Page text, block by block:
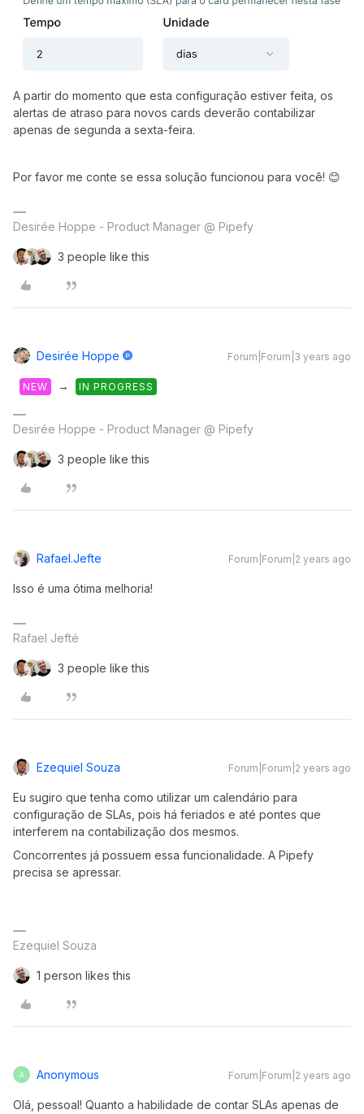
A partir do momento que esta configuração estiver feita, os
alertas de atraso para novos cards deverão contabilizar
apenas de segunda a sexta-feira.
Por favor me conte se essa solução funcionou para você! 😊
Desirée Hoppe - Product Manager @ Pipefy
3 people like this
Desirée Hoppe Forum|Forum|3 years ago
NEW → IN PROGRESS
Desirée Hoppe - Product Manager @ Pipefy
3 people like this
Rafael.jefte Forum|Forum|2 years ago
Isso é uma ótima melhoria!
Rafael Jefté
3 people like this
Ezequiel Souza Forum|Forum|2 years ago
Eu sugiro que tenha como utilizar um calendário para
configuração de SLAs, pois há feriados e até pontes que
interferem na contabilização dos mesmos.
Concorrentes já possuem essa funcionalidade. A Pipefy
precisa se apressar.
Ezequiel Souza
1 person likes this
A Anonymous Forum|Forum|2 years ago
Olá, pessoal! Quanto a habilidade de contar SLAs apenas de